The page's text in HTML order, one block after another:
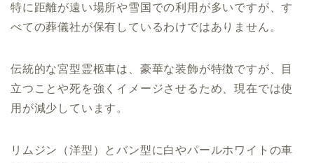
特に距離が遠い場所や雪国での利用が多いですが、す
べての葬儀社が保有しているわけではありません。
伝統的な宮型霊柩車は、豪華な装飾が特徴ですが、目
立つことや死を強くイメージさせるため、現在では使
用が減少しています。
リムジン（洋型）とバン型に白やパールホワイトの車